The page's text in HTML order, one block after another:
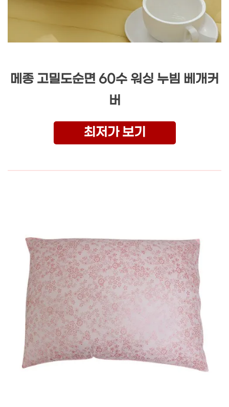
메종 고밀도순면 60수 워싱 누빔 베개커
버
최저가 보기